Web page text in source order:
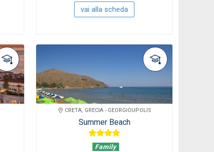
vai alla scheda
CRETA, GRECIA - GEORGIOUPOLIS
Summer Beach
Family